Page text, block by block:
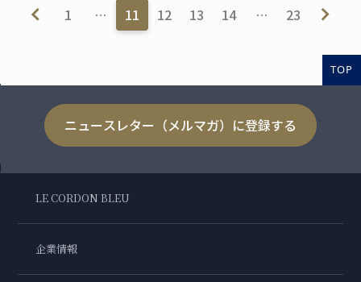
1 … 11 12 13 14 … 23
TOP
ニュースレター（メルマガ）に登録する
LE CORDON BLEU
企業情報